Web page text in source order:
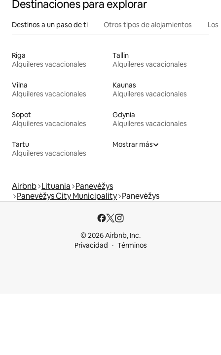
Destinaciones para explorar
Destinos a un paso de ti Otros tipos de alojamientos
Riga
Alquileres vacacionales
Tallin
Alquileres vacacionales
Vilna
Alquileres vacacionales
Kaunas
Alquileres vacacionales
Sopot
Alquileres vacacionales
Gdynia
Alquileres vacacionales
Tartu
Alquileres vacacionales
Mostrar más
Airbnb Lituania Panevėžys
Panevėžys City Municipality Panevėžys
© 2026 Airbnb, Inc.
Privacidad
Términos